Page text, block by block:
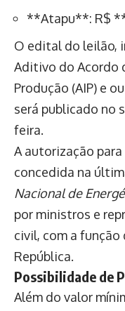
**Atapu**: R$
O edital do leilão,
Aditivo do Acordo
Produção (AIP) e
será publicado no
feira.
A autorização
concedida na
Nacional de
por ministros e
civil, com a
República.
Possibilidade de
Além do valor